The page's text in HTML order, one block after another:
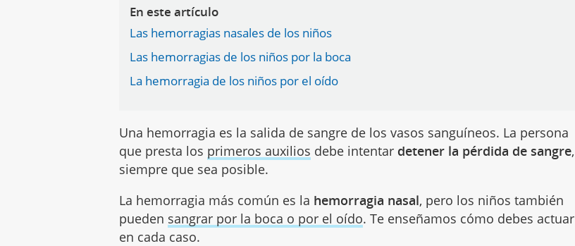
En este artículo
Las hemorragias nasales de los niños
Las hemorragias de los niños por la boca
La hemorragia de los niños por el oído
Una hemorragia es la salida de sangre de los vasos sanguíneos. La persona
que presta los primeros auxilios debe intentar detener la pérdida de sangre,
siempre que sea posible.
La hemorragia más común es la hemorragia nasal, pero los niños también
pueden sangrar por la boca o por el oído. Te enseñamos cómo debes actuar
en cada caso.